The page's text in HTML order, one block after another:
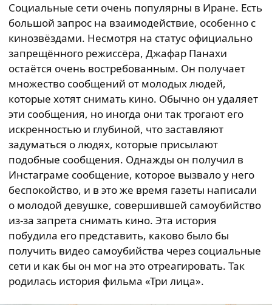
Социальные сети очень популярны в Иране. Есть
большой запрос на взаимодействие, особенно с
кинозвёздами. Несмотря на статус официально
запрещённого режиссёра, Джафар Панахи
остаётся очень востребованным. Он получает
множество сообщений от молодых людей,
которые хотят снимать кино. Обычно он удаляет
эти сообщения, но иногда они так трогают его
искренностью и глубиной, что заставляют
задуматься о людях, которые присылают
подобные сообщения. Однажды он получил в
Инстаграме сообщение, которое вызвало у него
беспокойство, и в это же время газеты написали
о молодой девушке, совершившей самоубийство
из-за запрета снимать кино. Эта история
побудила его представить, каково было бы
получить видео самоубийства через социальные
сети и как бы он мог на это отреагировать. Так
родилась история фильма «Три лица».